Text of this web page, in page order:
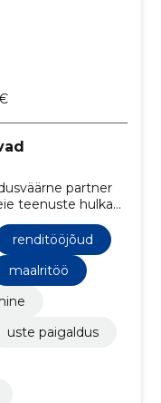
partner
teenuste hulka
Meie
töö ja
renditööjõud
maalritöö
uste paigaldus